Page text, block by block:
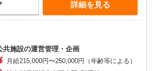
詳細を見る
共施設の運営管理・企画
月給215,000円〜250,000円（年齢等による）